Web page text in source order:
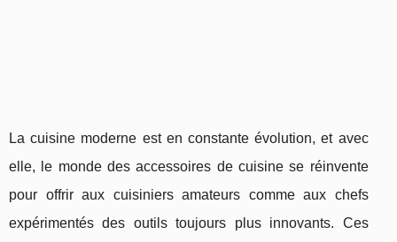
La cuisine moderne est en constante évolution, et avec
elle, le monde des accessoires de cuisine se réinvente
pour offrir aux cuisiniers amateurs comme aux chefs
expérimentés des outils toujours plus innovants. Ces